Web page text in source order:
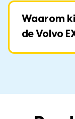
Waarom
de Volvo